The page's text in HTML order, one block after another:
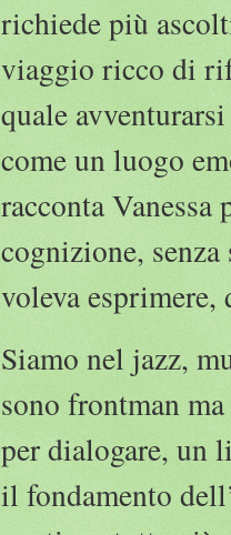
richiede più
viaggio ricco di
quale
come un luogo
racconta
cognizione, senza
voleva
Siamo nel jazz,
sono frontman
per dialogare, un
il fondamento